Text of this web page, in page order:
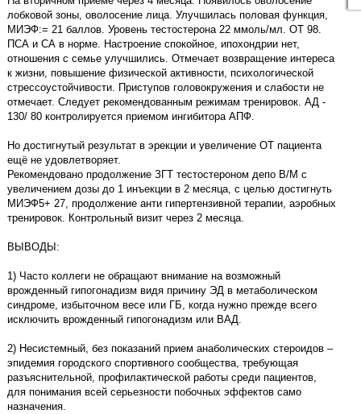
лобковой зоны, оволосение лица. Улучшилась половая функция,
МИЭФ:= 21 баллов. Уровень тестостерона 22 ммоль/мл. ОТ 98.
ПСА и СА в норме. Настроение спокойное, ипохондрии нет,
отношения с семье улучшились. Отмечает возвращение интереса
к жизни, повышение физической активности, психологической
стрессоустойчивости. Приступов головокружения и слабости не
отмечает. Следует рекомендованным режимам тренировок. АД -
130/ 80 контролируется приемом ингибитора АПФ.
Но достигнутый результат в эрекции и увеличение ОТ пациента
ещё не удовлетворяет.
Рекомендовано продолжение ЗГТ тестостероном депо В/М с
увеличением дозы до 1 инъекции в 2 месяца, с целью достигнуть
МИЭФ5+ 27, продолжение анти гипертензивной терапии, аэробных
тренировок. Контрольный визит через 2 месяца.
ВЫВОДЫ:
1) Часто коллеги не обращают внимание на возможный
врожденный гипогонадизм видя причину ЭД в метаболическом
синдроме, избыточном весе или ГБ, когда нужно прежде всего
исключить врожденный гипогонадизм или ВАД.
2) Несистемный, без показаний прием анаболических стероидов –
эпидемия городского спортивного сообщества, требующая
разъяснительной, профилактической работы среди пациентов,
для понимания всей серьезности побочных эффектов само
назначения.